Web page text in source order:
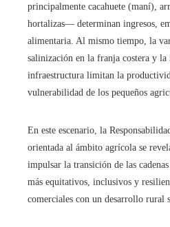
principalmente cacahuete (maní),
hortalizas— determinan ingresos,
alimentaria. Al mismo tiempo, la
salinización en la franja costera y la
infraestructura limitan la
vulnerabilidad de los pequeños
En este escenario, la
orientada al ámbito agrícola se
impulsar la transición de las
más equitativos, inclusivos y
comerciales con un desarrollo rural